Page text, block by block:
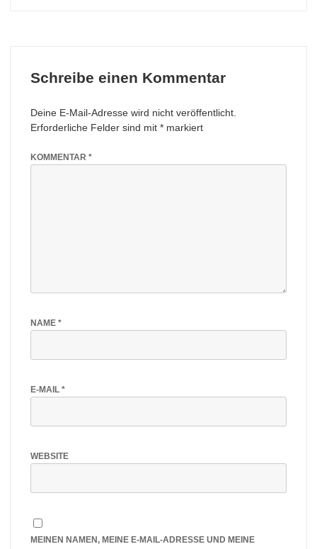
Schreibe einen Kommentar
Deine E-Mail-Adresse wird nicht veröffentlicht.
Erforderliche Felder sind mit * markiert
KOMMENTAR *
NAME *
E-MAIL *
WEBSITE
MEINEN NAMEN, MEINE E-MAIL-ADRESSE UND MEINE